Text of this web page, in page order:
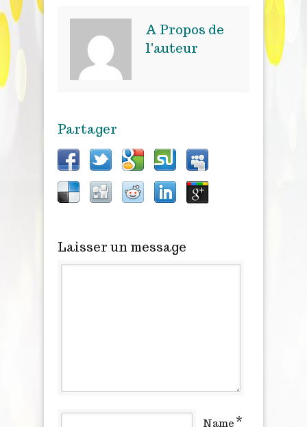
A Propos de
l'auteur
Partager
Laisser un message
Name *